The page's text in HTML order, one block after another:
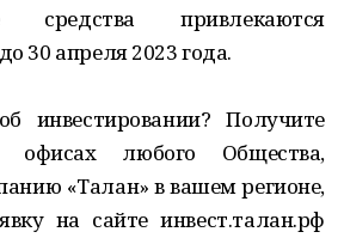
средства привлекаются
30 апреля 2023 года.
инвестировании? Получите
любого Общества,
«Талан» в вашем регионе,
на сайте инвест.талан.рф